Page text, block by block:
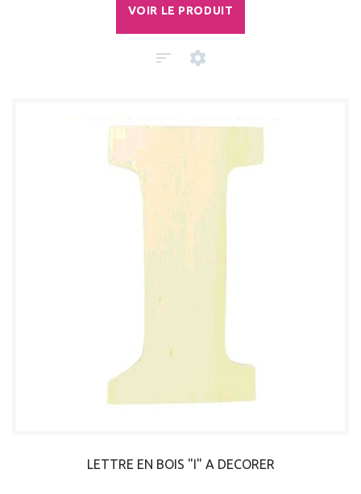
VOIR LE PRODUIT
LETTRE EN BOIS "I" A DECORER